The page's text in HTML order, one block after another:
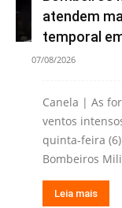
atendem
temporal
07/08/2026
Canela | As
ventos
quinta-feira
Bombeiros
Leia mais